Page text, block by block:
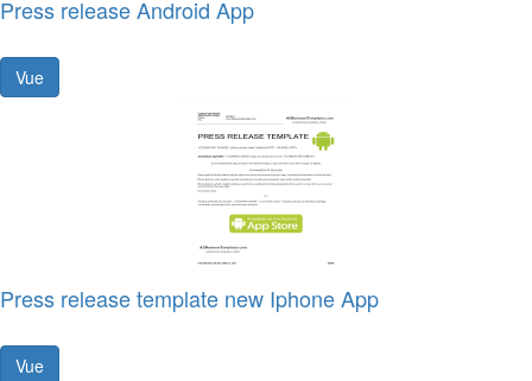
Press release Android App
Vue
Press release template new Iphone App
Vue